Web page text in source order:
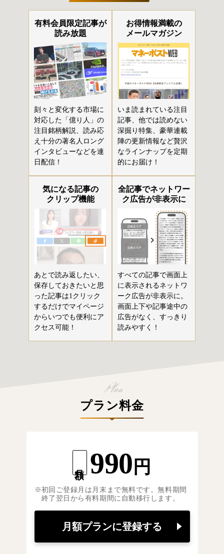
有料会員限定記事が
読み放題
刻々と変化する市場に
対応した「億り人」の
注目銘柄解説、読み応
え十分の著名人ロング
インタビューなどを連
日配信！
お得情報満載の
メールマガジン
いま読まれている注目
記事、他では読めない
深掘り特集、豪華連載
陣の更新情報など贅沢
なラインナップを定期
的にお届け！
気になる記事の
クリップ機能
あとで読み返したい、
保存しておきたいと思
った記事は1クリック
するだけでマイページ
からいつでも便利にア
クセス可能！
全記事でネットワー
ク広告が非表示に
すべての記事で画面上
に表示されるネットワ
ーク広告が非表示に。
画面上下や記事途中の
広告がなく、すっきり
読みやすく！
プラン料金
990 円
初回ご登録月は月末まで無料です。無料期間
終了翌日から有料期間に自動移行します。
月額プランに登録する